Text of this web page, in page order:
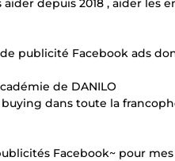
depuis 2018 , aider
publicité Facebook ads
de DANILO
dans toute la
Facebook~ pour